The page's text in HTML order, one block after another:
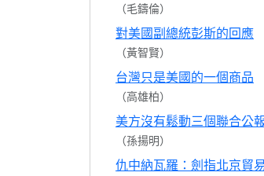
（毛鑄倫）
對美國副總統彭斯的回應
（黃智賢）
台灣只是美國的一個商品
（高雄柏）
美方沒有鬆動三個聯合公
（孫揚明）
仇中納瓦羅：劍指北京貿